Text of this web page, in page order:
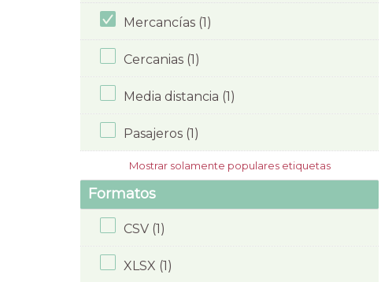
Mercancías (1)
Cercanias (1)
Media distancia (1)
Pasajeros (1)
Mostrar solamente populares etiquetas
Formatos
CSV (1)
XLSX (1)